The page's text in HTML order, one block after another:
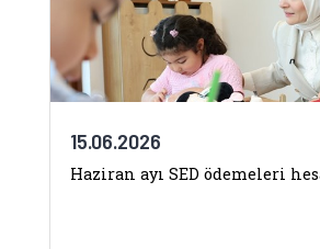
15.06.2026
Haziran ayı SED ödemeleri